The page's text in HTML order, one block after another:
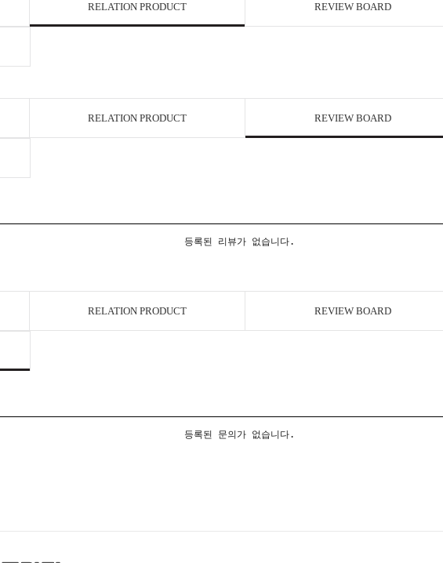
RELATION PRODUCT REVIEW BOARD
RELATION PRODUCT REVIEW BOARD
등록된 리뷰가 없습니다.
RELATION PRODUCT REVIEW BOARD
등록된 문의가 없습니다.